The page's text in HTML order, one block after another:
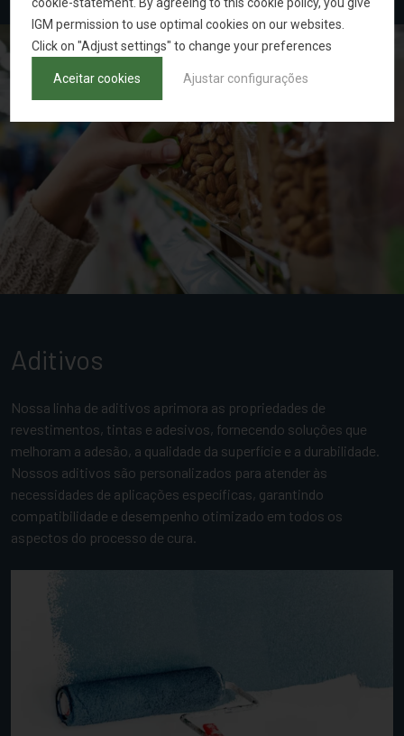
Aditivos
Nossa linha de aditivos aprimora as propriedades de
revestimentos, tintas e adesivos, fornecendo soluções que
melhoram a adesão, a qualidade da superfície e a durabilidade.
Nossos aditivos são personalizados para atender às
necessidades de aplicações específicas, garantindo
compatibilidade e desempenho otimizado em todos os
aspectos do processo de cura.
IGM permission to use optimal cookies on our websites.
Click on "Adjust settings" to change your preferences
Aceitar cookies Ajustar configurações